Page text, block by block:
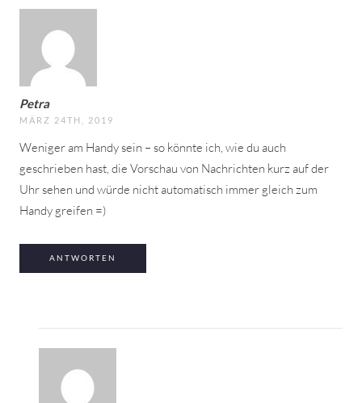
Petra
MÄRZ 24TH, 2019
Weniger am Handy sein – so könnte ich, wie du auch
geschrieben hast, die Vorschau von Nachrichten kurz auf der
Uhr sehen und würde nicht automatisch immer gleich zum
Handy greifen =)
ANTWORTEN